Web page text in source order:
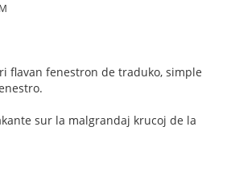
flavan fenestron de traduko, simple
sur la malgrandaj krucoj de la